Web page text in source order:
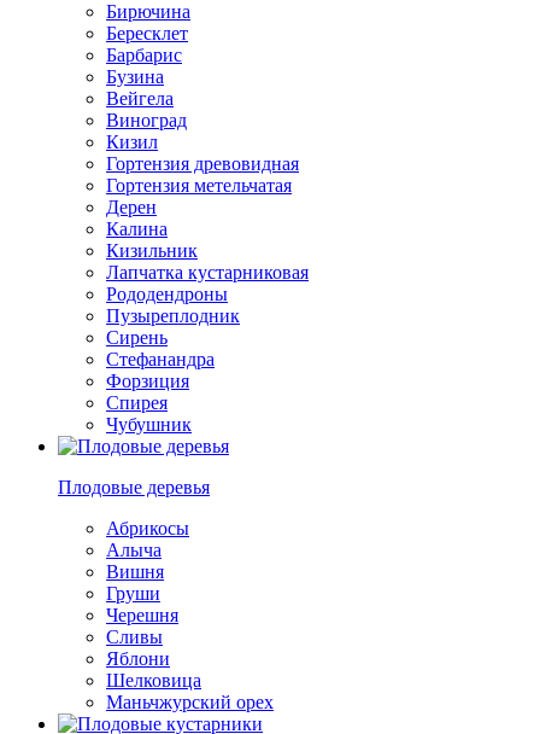
Бирючина
Бересклет
Барбарис
Бузина
Вейгела
Виноград
Кизил
Гортензия древовидная
Гортензия метельчатая
Дерен
Калина
Кизильник
Лапчатка кустарниковая
Рододендроны
Пузыреплодник
Сирень
Стефанандра
Форзиция
Спирея
Чубушник
Плодовые деревья
Абрикосы
Алыча
Вишня
Груши
Черешня
Сливы
Яблони
Шелковица
Маньчжурский орех